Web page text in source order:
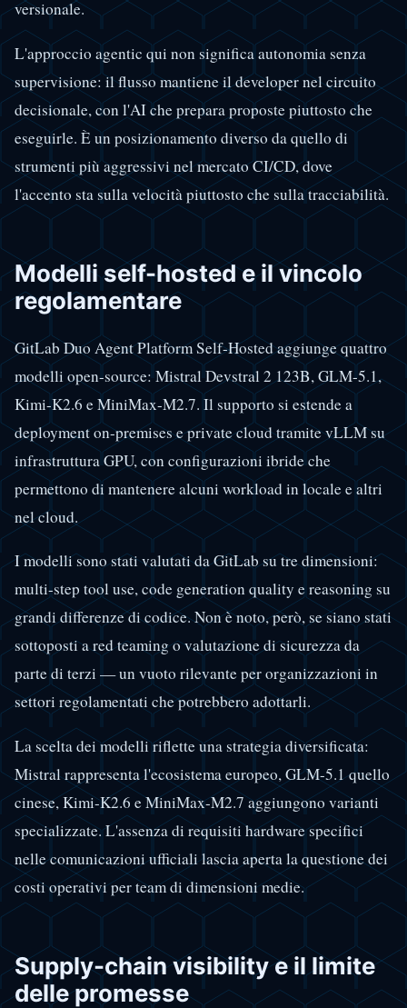
versionale.
L'approccio agentic qui non significa autonomia senza
supervisione: il flusso mantiene il developer nel circuito
decisionale, con l'AI che prepara proposte piuttosto che
eseguirle. È un posizionamento diverso da quello di
strumenti più aggressivi nel mercato CI/CD, dove
l'accento sta sulla velocità piuttosto che sulla tracciabilità.
Modelli self-hosted e il vincolo
regolamentare
GitLab Duo Agent Platform Self-Hosted aggiunge quattro
modelli open-source: Mistral Devstral 2 123B, GLM-5.1,
Kimi-K2.6 e MiniMax-M2.7. Il supporto si estende a
deployment on-premises e private cloud tramite vLLM su
infrastruttura GPU, con configurazioni ibride che
permettono di mantenere alcuni workload in locale e altri
nel cloud.
I modelli sono stati valutati da GitLab su tre dimensioni:
multi-step tool use, code generation quality e reasoning su
grandi differenze di codice. Non è noto, però, se siano stati
sottoposti a red teaming o valutazione di sicurezza da
parte di terzi — un vuoto rilevante per organizzazioni in
settori regolamentati che potrebbero adottarli.
La scelta dei modelli riflette una strategia diversificata:
Mistral rappresenta l'ecosistema europeo, GLM-5.1 quello
cinese, Kimi-K2.6 e MiniMax-M2.7 aggiungono varianti
specializzate. L'assenza di requisiti hardware specifici
nelle comunicazioni ufficiali lascia aperta la questione dei
costi operativi per team di dimensioni medie.
Supply-chain visibility e il limite
delle promesse